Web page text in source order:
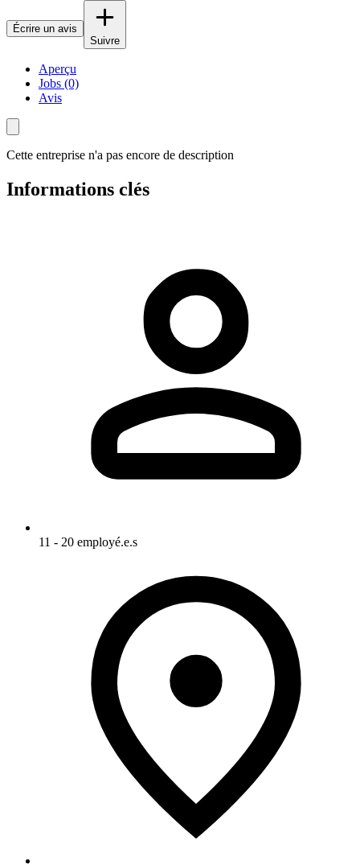
Écrire un avis
Suivre
Aperçu
Jobs (0)
Avis
Cette entreprise n'a pas encore de description
Informations clés
11 - 20 employé.e.s